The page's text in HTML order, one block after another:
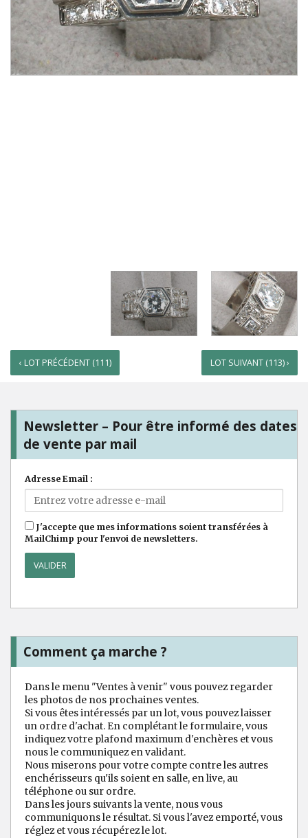
‹ LOT PRÉCÉDENT (111) LOT SUIVANT (113) ›
Newsletter – Pour être informé des dates
de vente par mail
Adresse Email :
J'accepte que mes informations soient transférées à
MailChimp pour l'envoi de newsletters.
Comment ça marche ?
Dans le menu "Ventes à venir" vous pouvez regarder
les photos de nos prochaines ventes.
Si vous êtes intéressés par un lot, vous pouvez laisser
un ordre d'achat. En complétant le formulaire, vous
indiquez votre plafond maximum d'enchères et vous
nous le communiquez en validant.
Nous miserons pour votre compte contre les autres
enchérisseurs qu'ils soient en salle, en live, au
téléphone ou sur ordre.
Dans les jours suivants la vente, nous vous
communiquons le résultat. Si vous l'avez emporté, vous
réglez et vous récupérez le lot.